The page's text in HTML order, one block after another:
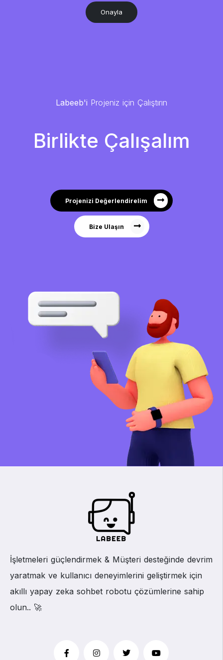
Labeeb'i Projeniz için Çalıştırın
Birlikte Çalışalım
Projenizi Değerlendirelim
Bize Ulaşın
İşletmeleri güçlendirmek & Müşteri desteğinde devrim
yaratmak ve kullanıcı deneyimlerini geliştirmek için
akıllı yapay zeka sohbet robotu çözümlerine sahip
olun.. 🚀